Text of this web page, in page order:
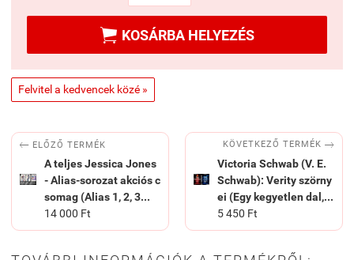
 KOSÁRBA HELYEZÉS
Felvitel a kedvencek közé »
 ELŐZŐ TERMÉK
A teljes Jessica Jones
- Alias-sorozat akciós c
somag (Alias 1, 2, 3...
14 000 Ft
KÖVETKEZŐ TERMÉK 
Victoria Schwab (V. E.
Schwab): Verity szörny
ei (Egy kegyetlen dal,...
5 450 Ft